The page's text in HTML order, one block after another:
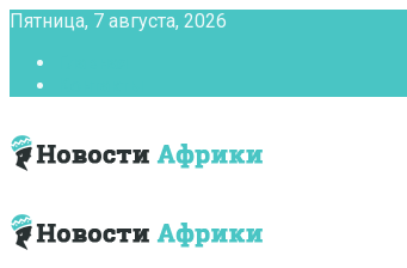
Пятница, 7 августа, 2026